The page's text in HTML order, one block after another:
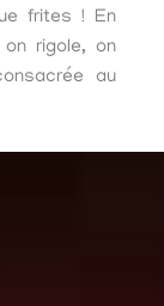
frites ! En
rigole, on
au